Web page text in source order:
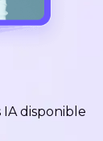
disponible